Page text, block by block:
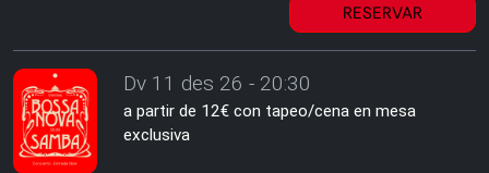
RESERVAR
Dv 11 des 26 - 20:30
a partir de 12€ con tapeo/cena en mesa
exclusiva